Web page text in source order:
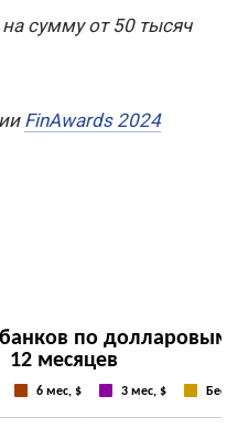
сумму от 50 тысяч
FinAwards 2024